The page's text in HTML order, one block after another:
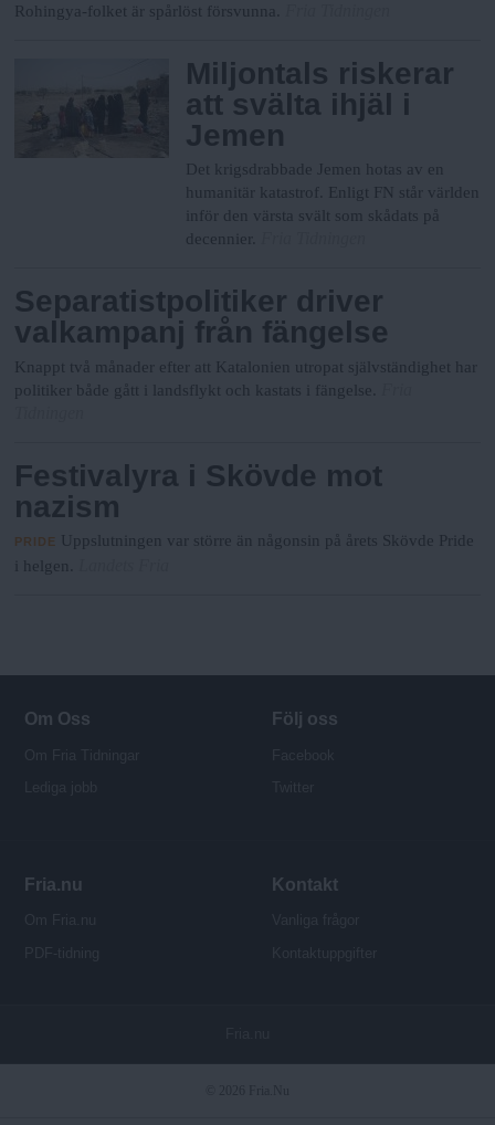
Rohingya-folket är spårlöst försvunna.
Miljontals riskerar
att svälta ihjäl i
Jemen
Det krigsdrabbade Jemen hotas av en
humanitär katastrof. Enligt FN står världen
inför den värsta svält som skådats på
decennier.
Separatistpolitiker driver
valkampanj från fängelse
Knappt två månader efter att Katalonien utropat självständighet har
politiker både gått i landsflykt och kastats i fängelse.
Festivalyra i Skövde mot
nazism
PRIDE
Uppslutningen var större än någonsin på årets Skövde Pride
i helgen.
Om Oss Följ oss
Fria.nu Kontakt